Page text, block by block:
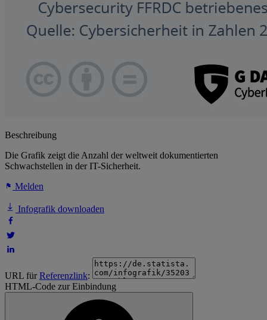
Beschreibung
Die Grafik zeigt die Anzahl der weltweit dokumentierten
Schwachstellen in der IT-Sicherheit.
Melden
Infografik downloaden
URL fürReferenzlink:
HTML-Code zur Einbindung